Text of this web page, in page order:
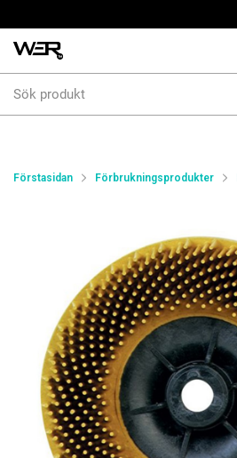
produkt
Förstasidan Förbrukningsprodukter